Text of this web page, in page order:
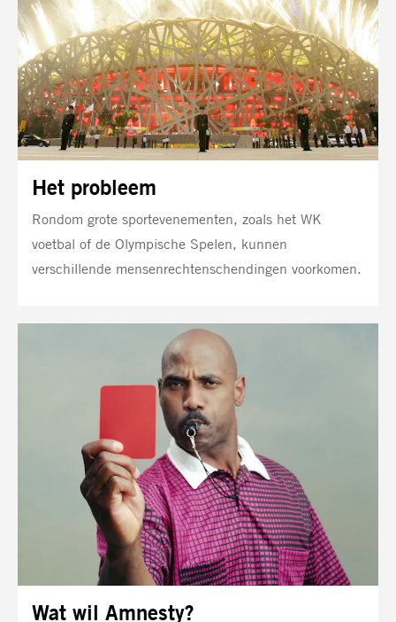
Het probleem
Rondom grote sportevenementen, zoals het WK
voetbal of de Olympische Spelen, kunnen
verschillende mensenrechtenschendingen voorkomen.
Wat wil Amnesty?